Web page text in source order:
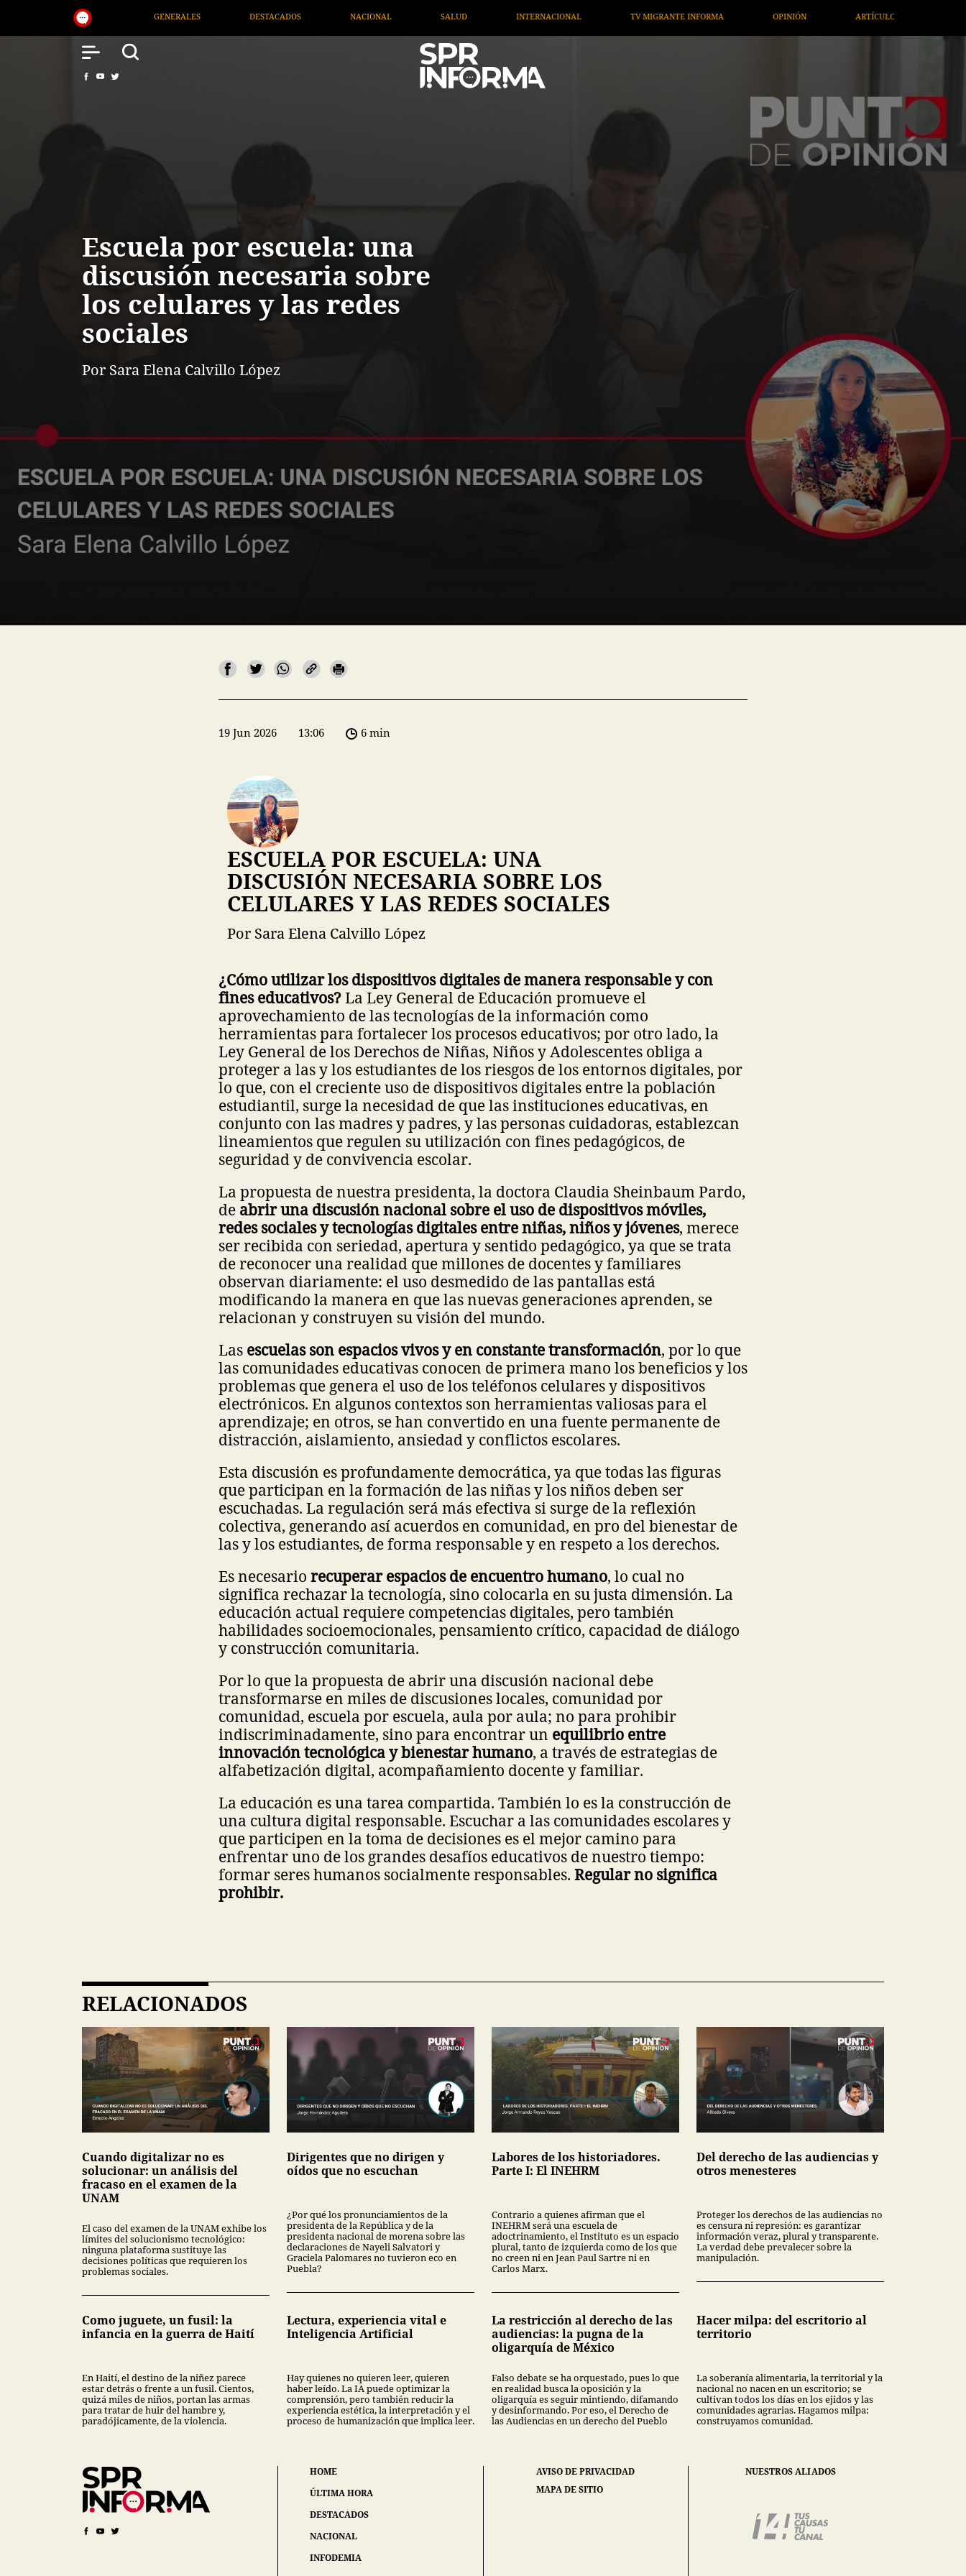
GENERALES DESTACADOS NACIONAL INTERNACIONAL TV MIGRANTE INFORMA OPINIÓN ARTÍCULOS ARTE / ENTRETENIMIENTO
Escuela por escuela: una
discusión necesaria sobre
los celulares y las redes
sociales
Por Sara Elena Calvillo López
19 Jun 2026 13:06 6 min
ESCUELA POR ESCUELA: UNA
DISCUSIÓN NECESARIA SOBRE LOS
CELULARES Y LAS REDES SOCIALES
Por Sara Elena Calvillo López
¿Cómo utilizar los dispositivos digitales de manera responsable y con
fines educativos?La Ley General de Educación promueve el
aprovechamiento de las tecnologías de la información como
herramientas para fortalecer los procesos educativos; por otro lado, la
Ley General de los Derechos de Niñas, Niños y Adolescentes obliga a
proteger a las y los estudiantes de los riesgos de los entornos digitales, por
lo que, con el creciente uso de dispositivos digitales entre la población
estudiantil, surge la necesidad de que las instituciones educativas, en
conjunto con las madres y padres, y las personas cuidadoras, establezcan
lineamientos que regulen su utilización con fines pedagógicos, de
seguridad y de convivencia escolar.
La propuesta de nuestra presidenta, la doctora Claudia Sheinbaum Pardo,
de abrir una discusión nacional sobre el uso de dispositivos móviles,
redes sociales y tecnologías digitales entre niñas, niños y jóvenes, merece
ser recibida con seriedad, apertura y sentido pedagógico, ya que se trata
de reconocer una realidad que millones de docentes y familiares
observan diariamente: el uso desmedido de las pantallas está
modificando la manera en que las nuevas generaciones aprenden, se
relacionan y construyen su visión del mundo.
Las escuelas son espacios vivos y en constante transformación, por lo que
las comunidades educativas conocen de primera mano los beneficios y los
problemas que genera el uso de los teléfonos celulares y dispositivos
electrónicos. En algunos contextos son herramientas valiosas para el
aprendizaje; en otros, se han convertido en una fuente permanente de
distracción, aislamiento, ansiedad y conflictos escolares.
Esta discusión es profundamente democrática, ya que todas las figuras
que participan en la formación de las niñas y los niños deben ser
escuchadas. La regulación será más efectiva si surge de la reflexión
colectiva, generando así acuerdos en comunidad, en pro del bienestar de
las y los estudiantes, de forma responsable y en respeto a los derechos.
Es necesario recuperar espacios de encuentro humano, lo cual no
significa rechazar la tecnología, sino colocarla en su justa dimensión. La
educación actual requiere competencias digitales, pero también
habilidades socioemocionales, pensamiento crítico, capacidad de diálogo
y construcción comunitaria.
Por lo que la propuesta de abrir una discusión nacional debe
transformarse en miles de discusiones locales, comunidad por
comunidad, escuela por escuela, aula por aula; no para prohibir
indiscriminadamente, sino para encontrar un equilibrio entre
innovación tecnológica y bienestar humano, a través de estrategias de
alfabetización digital, acompañamiento docente y familiar.
La educación es una tarea compartida. También lo es la construcción de
una cultura digital responsable. Escuchar a las comunidades escolares y
que participen en la toma de decisiones es el mejor camino para
enfrentar uno de los grandes desafíos educativos de nuestro tiempo:
formar seres humanos socialmente responsables. Regular no significa
prohibir.
RELACIONADOS
Cuando digitalizar no es
solucionar: un análisis del
fracaso en el examen de la
UNAM
El caso del examen de la UNAM exhibe los
límites del solucionismo tecnológico:
ninguna plataforma sustituye las
decisiones políticas que requieren los
problemas sociales.
Dirigentes que no dirigen y
oídos que no escuchan
¿Por qué los pronunciamientos de la
presidenta de la República y de la
presidenta nacional de morena sobre las
declaraciones de Nayeli Salvatori y
Graciela Palomares no tuvieron eco en
Puebla?
Labores de los historiadores.
Parte I: El INEHRM
Contrario a quienes afirman que el
INEHRM será una escuela de
adoctrinamiento, el Instituto es un espacio
plural, tanto de izquierda como de los que
no creen ni en Jean Paul Sartre ni en
Carlos Marx.
Del derecho de las audiencias y
otros menesteres
Proteger los derechos de las audiencias no
es censura ni represión: es garantizar
información veraz, plural y transparente.
La verdad debe prevalecer sobre la
manipulación.
Como juguete, un fusil: la
infancia en la guerra de Haití
En Haití, el destino de la niñez parece
estar detrás o frente a un fusil. Cientos,
quizá miles de niños, portan las armas
para tratar de huir del hambre y,
paradójicamente, de la violencia.
Lectura, experiencia vital e
Inteligencia Artificial
Hay quienes no quieren leer, quieren
haber leído. La IA puede optimizar la
comprensión, pero también reducir la
experiencia estética, la interpretación y el
proceso de humanización que implica leer.
La restricción al derecho de las
audiencias: la pugna de la
oligarquía de México
Falso debate se ha orquestado, pues lo que
en realidad busca la oposición y la
oligarquía es seguir mintiendo, difamando
y desinformando. Por eso, el Derecho de
las Audiencias en un derecho del Pueblo
Hacer milpa: del escritorio al
territorio
La soberanía alimentaria, la territorial y la
nacional no nacen en un escritorio; se
cultivan todos los días en los ejidos y las
comunidades agrarias. Hagamos milpa:
construyamos comunidad.
HOME
ÚLTIMA HORA
DESTACADOS
NACIONAL
INFODEMIA
AVISO DE PRIVACIDAD
MAPA DE SITIO
NUESTROS ALIADOS